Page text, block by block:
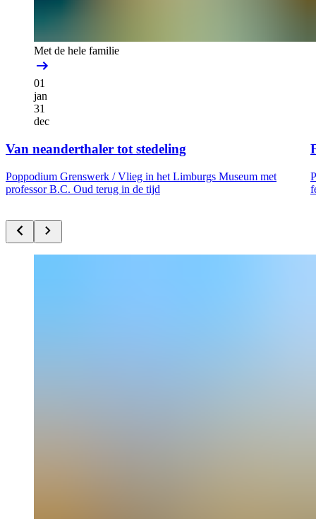
Met de hele familie
01
jan
31
dec
Van neanderthaler tot stedeling
Poppodium Grenswerk /Vlieg in het Limburgs Museum met
professor B.C. Oud terug in de tijd